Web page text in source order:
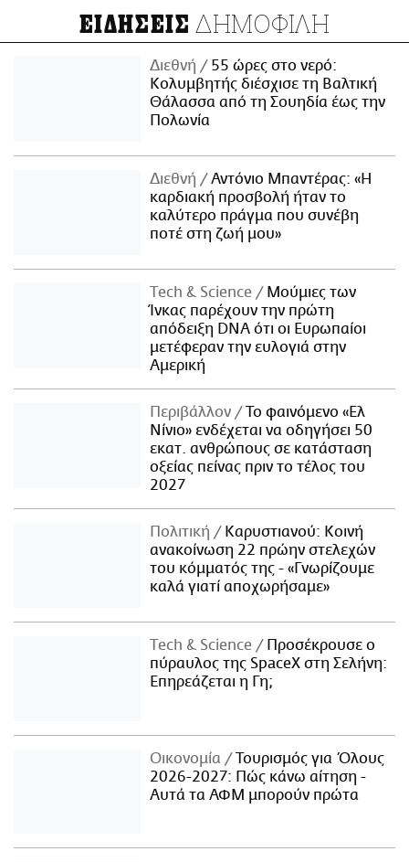
ΕΙΔΗΣΕΙΣ ΔΗΜΟΦΙΛΗ
Διεθνή
55 ώρες στο νερό:
Κολυμβητής διέσχισε τη Βαλτική
Θάλασσα από τη Σουηδία έως την
Πολωνία
Διεθνή
Αντόνιο Μπαντέρας: «Η
καρδιακή προσβολή ήταν το
καλύτερο πράγμα που συνέβη
ποτέ στη ζωή μου»
Τech & Science
Μούμιες των
Ίνκας παρέχουν την πρώτη
απόδειξη DNA ότι οι Ευρωπαίοι
μετέφεραν την ευλογιά στην
Αμερική
Περιβάλλον
Το φαινόμενο «Ελ
Νίνιο» ενδέχεται να οδηγήσει 50
εκατ. ανθρώπους σε κατάσταση
οξείας πείνας πριν το τέλος του
2027
Πολιτική
Καρυστιανού: Κοινή
ανακοίνωση 22 πρώην στελεχών
του κόμματός της - «Γνωρίζουμε
καλά γιατί αποχωρήσαμε»
Τech & Science
Προσέκρουσε ο
πύραυλος της SpaceX στη Σελήνη:
Επηρεάζεται η Γη;
Οικονομία
Τουρισμός για Όλους
2026-2027: Πώς κάνω αίτηση -
Αυτά τα ΑΦΜ μπορούν πρώτα